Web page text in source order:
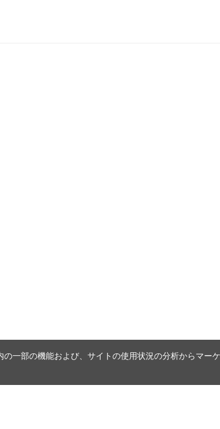
一部の機能および、サイトの使用状況の分析からマ